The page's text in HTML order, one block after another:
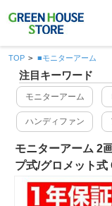
TOP > ■モニターアーム
注目キーワード
モニターアーム
ハンディファン
モニターアーム 2
プ式/グロメット式